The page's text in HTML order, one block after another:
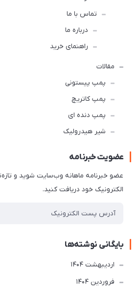
تماس با ما
درباره ما
راهنمای خرید
مقالات
پمپ پیستونی
پمپ کاتریچ
پمپ دنده ای
شیر هیدرولیک
عضویت خبرنامه
عضو خبرنامه ماهانه وب‌سایت شوید و
الکترونیک خود دریافت کنید.
بایگانی نوشته‌ها
ارديبهشت 1404
فروردین 1404